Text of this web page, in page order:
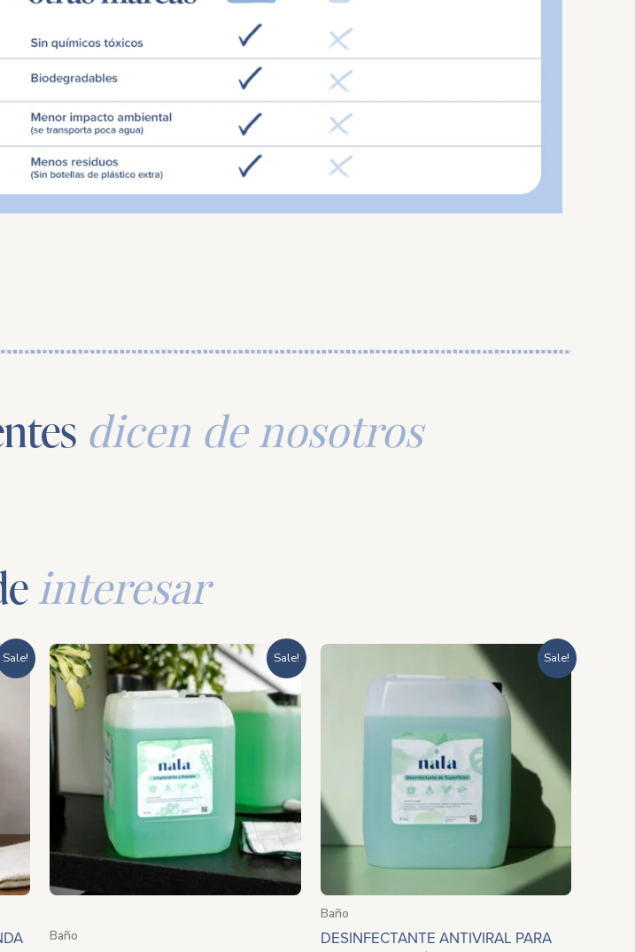
dicen de nosotros
interesar
Sale! Sale!
Baño
Rango
de
precios:
hasta
$1,085.00
Sale!
Baño
DESINFECTANTE ANTIVIRAL PARA
Rango
de
precios:
desde
$423.20
$1,458.20